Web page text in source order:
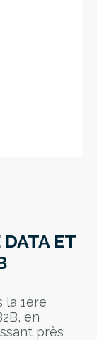
ET
la 1ère
en
près